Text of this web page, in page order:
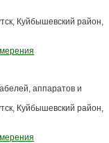
Куйбышевский район,
аппаратов и
Куйбышевский район,